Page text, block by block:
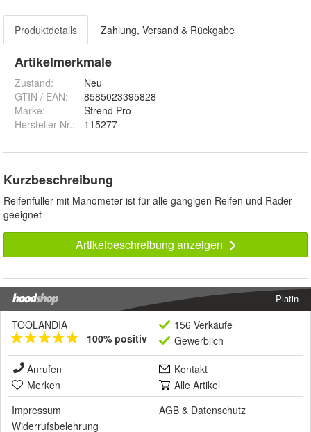
Produktdetails Zahlung, Versand & Rückgabe
Artikelmerkmale
Zustand:
Neu
GTIN / EAN:
8585023395828
Marke:
Strend Pro
Hersteller Nr.:
115277
Kurzbeschreibung
Reifenfuller mit Manometer ist für alle gangigen Reifen und Rader
geeignet
Artikelbeschreibung anzeigen
Platin
TOOLANDIA
100% positiv
156 Verkäufe
Gewerblich
Anrufen
Kontakt
Merken
Alle Artikel
Impressum
AGB & Datenschutz
Widerrufsbelehrung